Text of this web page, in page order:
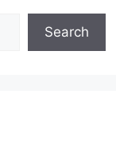
Search